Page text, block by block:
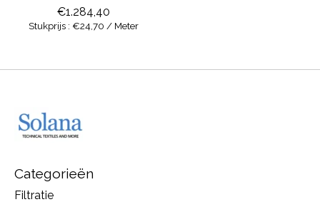
€1.284,40
Stukprijs : €24,70 / Meter
Categorieën
Filtratie